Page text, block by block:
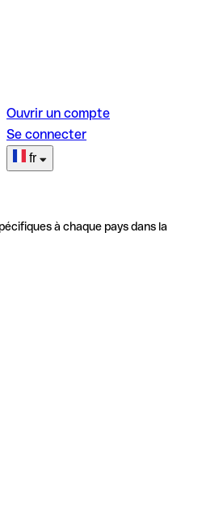
Ouvrir un compte
Se connecter
fr
à chaque pays dans la